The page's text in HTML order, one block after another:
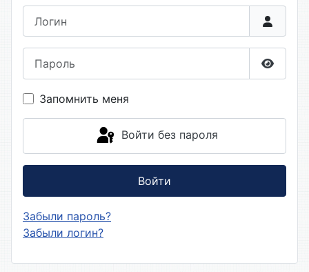
Запомнить меня
Войти без пароля
Войти
Забыли пароль?
Забыли логин?